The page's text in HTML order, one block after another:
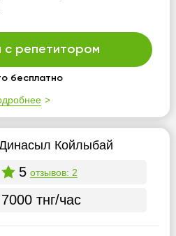
с репетитором
бесплатно
Койлыбай
5 отзывов: 2
7000 тнг/час